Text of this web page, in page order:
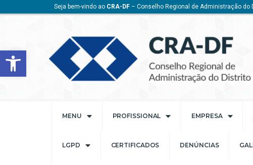
Barra de Ferramentas Aberta
Seja bem-vindo ao CRA-DF – Conselho Regional de Administração do
MENU PROFISSIONAL EMPRESA
LGPD CERTIFICADOS DENÚNCIAS